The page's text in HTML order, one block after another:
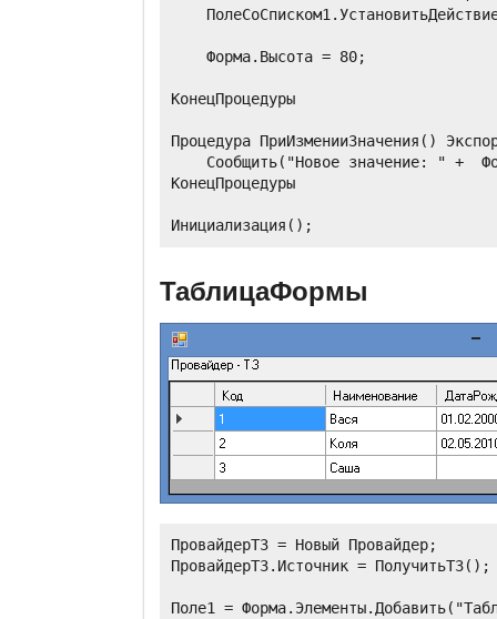
    Форма.Высота = 80;
КонецПроцедуры
Процедура ПриИзменииЗначения()
Сообщить("Новое значение: " +
КонецПроцедуры
ТаблицаФормы
ПровайдерТЗ = Новый Провайдер;
ПровайдерТЗ.Источник = ПолучитьТЗ();
Поле1 =